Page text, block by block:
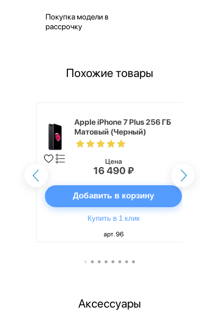
Покупка модели в
рассрочку
Похожие товары
Apple iPhone 7 Plus 256 ГБ
Матовый (Черный)
Цена
16 490 ₽
Добавить в корзину
Купить в 1 клик
арт. 96
Аксессуары